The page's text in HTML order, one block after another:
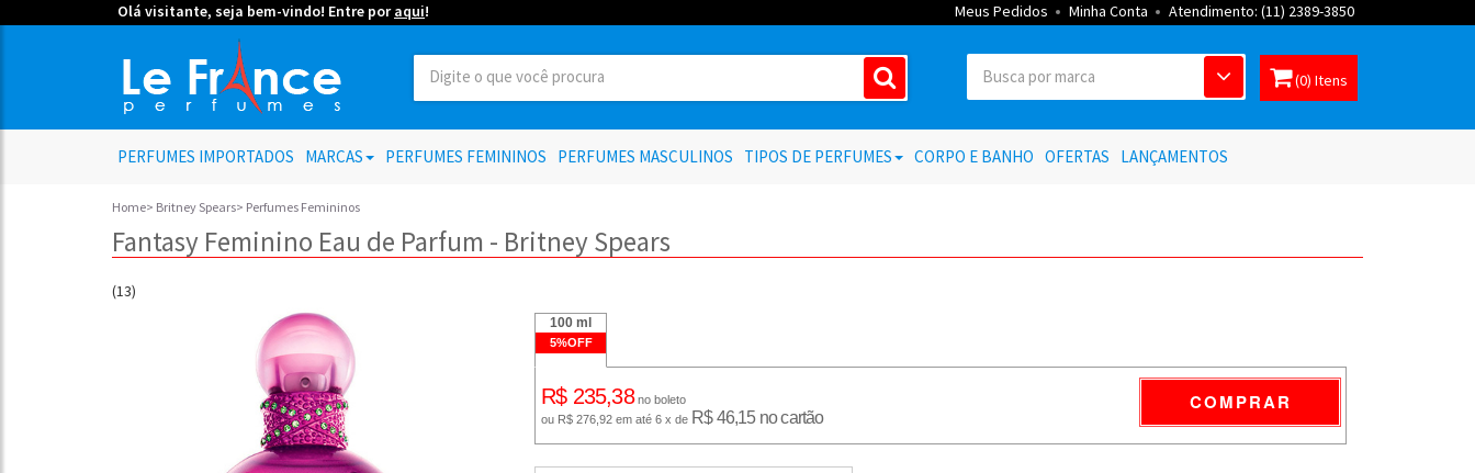
Olá visitante, seja bem-vindo! Entre poraqui! Meus Pedidos Minha Conta Atendimento: (11) 2389-3850
(0) Itens
PERFUMES IMPORTADOS MARCAS PERFUMES FEMININOS PERFUMES MASCULINOS TIPOS DE PERFUMES CORPO E BANHO OFERTAS LANÇAMENTOS
Home> Britney Spears> Perfumes Femininos
Fantasy Feminino Eau de Parfum - Britney Spears
(13)
100 ml
5%OFF
R$ 235,38no boleto
ou R$ 276,92 em até 6 x de R$ 46,15 no cartão
COMPRAR
EU QUERO!